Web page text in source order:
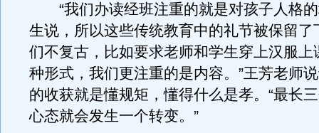
“我们办读经班注重的就是对孩子人格的
生说，所以这些传统教育中的礼节被保留了
们不复古，比如要求老师和学生穿上汉服上
种形式，我们更注重的是内容。”王芳老师
的收获就是懂规矩，懂得什么是孝。“最长
心态就会发生一个转变。”